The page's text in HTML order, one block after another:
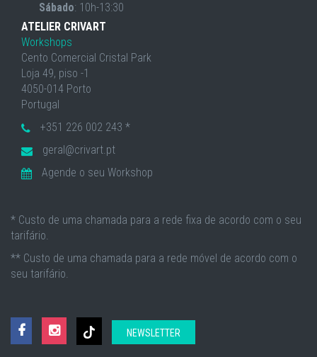
Sábado: 10h-13:30
ATELIER CRIVART
Workshops
Cento Comercial Cristal Park
Loja 49, piso -1
4050-014 Porto
Portugal
+351 226 002 243 *
geral@crivart.pt
Agende o seu Workshop
* Custo de uma chamada para a rede fixa de acordo com o seu
tarifário.
** Custo de uma chamada para a rede móvel de acordo com o
seu tarifário.
NEWSLETTER